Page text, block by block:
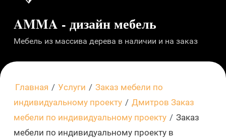
AMMA - дизайн мебель
Мебель из массива дерева в наличии и на заказ
Главная / Услуги / Заказ мебели по
индивидуальному проекту / Дмитров Заказ
мебели по индивидуальному проекту / Заказ
мебели по индивидуальному проекту в